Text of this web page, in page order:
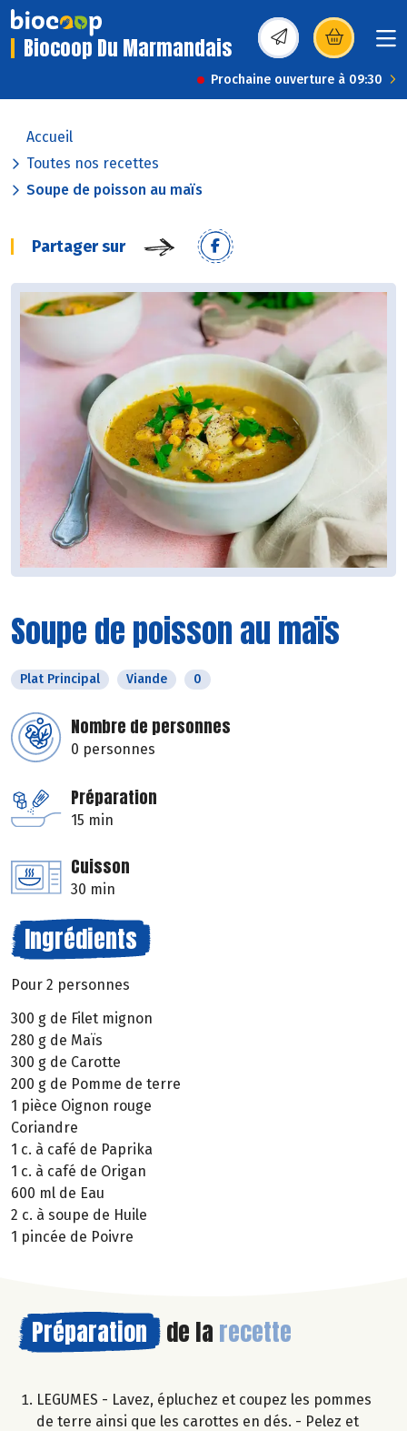
Biocoop Du Marmandais (s’ouvre dans une
Prochaine ouverture à 09:30
Accueil
Toutes nos recettes
Soupe de poisson au maïs
Partager sur
Soupe de poisson au maïs
Plat Principal Viande 0
Nombre de personnes
0 personnes
Préparation
15 min
Cuisson
30 min
Ingrédients
Pour 2 personnes
300 g de Filet mignon
280 g de Maïs
300 g de Carotte
200 g de Pomme de terre
1 pièce Oignon rouge
Coriandre
1 c. à café de Paprika
1 c. à café de Origan
600 ml de Eau
2 c. à soupe de Huile
1 pincée de Poivre
Préparation de la recette
LEGUMES - Lavez, épluchez et coupez les pommes
de terre ainsi que les carottes en dés. - Pelez et